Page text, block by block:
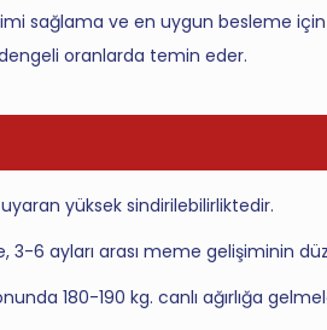
sağlama ve en uygun besleme
oranlarda temin eder.
yüksek sindirilebilirliktedir.
3-6 ayları arası meme gelişiminin
180-190 kg. canlı ağırlığa